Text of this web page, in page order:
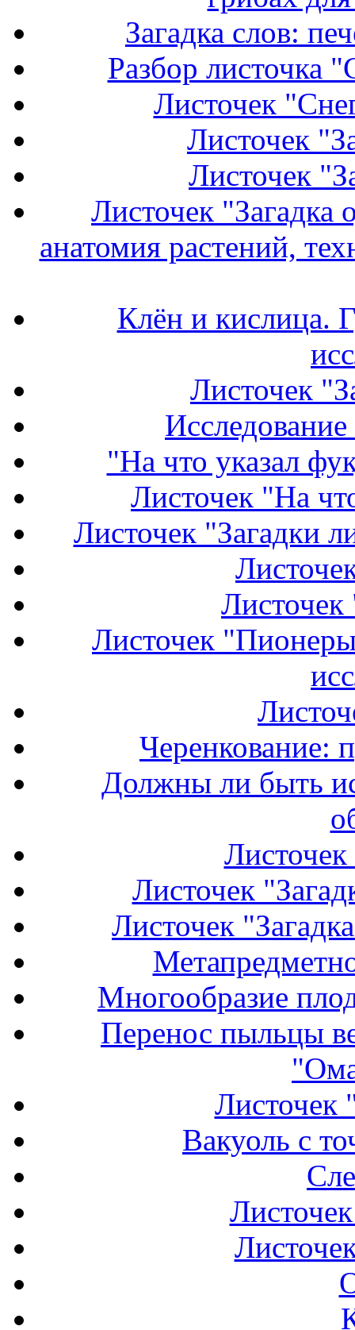
Загадка слов:
Разбор листочка
Листочек
Листочек
Листочек
Листочек "Загадка
анатомия растений,
Клён и кислица.
Листочек
"На что указал
Листочек "На
Листочек "Загадки
Листочек
Черенкование:
Должны ли быть
Листочек
Листочек
Многообразие
Перенос пыльцы
Листочек
Вакуоль с